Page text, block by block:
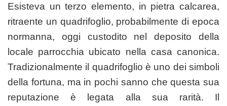
Esisteva un terzo elemento, in pietra calcarea,
ritraente un quadrifoglio, probabilmente di epoca
normanna, oggi custodito nel deposito della
locale parrocchia ubicato nella casa canonica.
Tradizionalmente il quadrifoglio è uno dei simboli
della fortuna, ma in pochi sanno che questa sua
reputazione è legata alla sua rarità. Il